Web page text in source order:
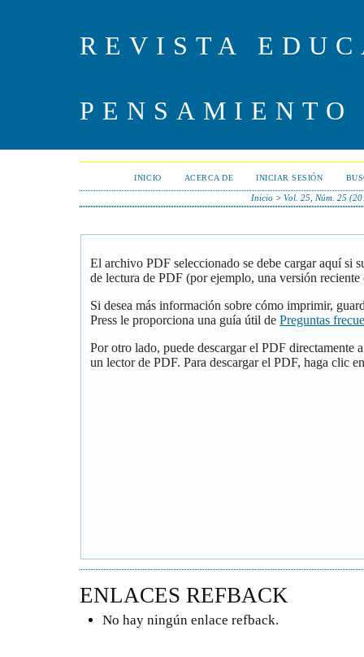
REVISTA
PENSAMIENTO
INICIO ACERCA DE INICIAR SESIÓN
Inicio> Vol. 25, Núm. 25
El archivo PDF seleccionado se debe cargar aquí si
de lectura de PDF (por ejemplo, una versión
Si desea más información sobre cómo imprimir,
Press le proporciona una guía útil de Preguntas
Por otro lado, puede descargar el PDF directamente
un lector de PDF. Para descargar el PDF, haga clic
ENLACES REFBACK
No hay ningún enlace refback.